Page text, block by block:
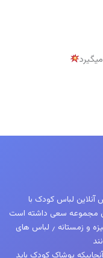
فروش آنلاین لباس کودک با
مجموعه سعی داشته است
تمام نیازهای کودکان شما را اعم از لباس های پاییزه و زمستانه ٫ لباس های